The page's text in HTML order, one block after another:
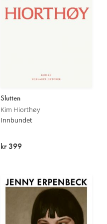
Slutten
Kim Hiorthøy
Innbundet
kr 399